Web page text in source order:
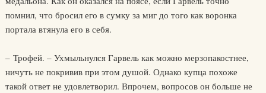
помнил, что бросил его в сумку за миг до того как воронка
портала втянула его в себя.
– Трофей. – Ухмыльнулся Гарвель как можно мерзопакостнее,
ничуть не покривив при этом душой. Однако купца похоже
такой ответ не удовлетворил. Впрочем, вопросов он больше не